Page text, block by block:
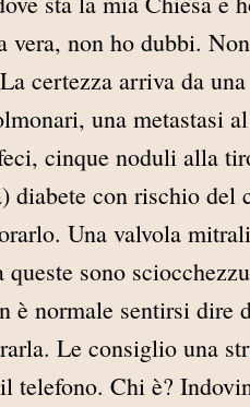
vera, non ho dubbi.
certezza arriva da
una metastasi
cinque noduli alla
diabete con rischio del
Una valvola
sono
è normale sentirsi dire
Le consiglio una
telefono. Chi è?